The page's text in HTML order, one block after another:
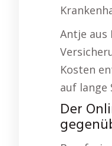
Antje aus
Kosten
auf lange
Der